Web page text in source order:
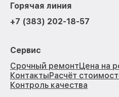
Горячая линия
+7 (383) 202-18-57
Сервис
Срочный ремонтЦена на
КонтактыРасчёт
Контроль качества